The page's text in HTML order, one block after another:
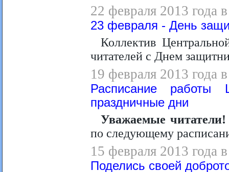
22 февраля 2013 года
23 февраля - День
Коллектив
читателей с Днем
19 февраля 2013 года
Расписание работы
праздничные дни
Уважаемые
по следующему
15 февраля 2013 года
Поделись своей